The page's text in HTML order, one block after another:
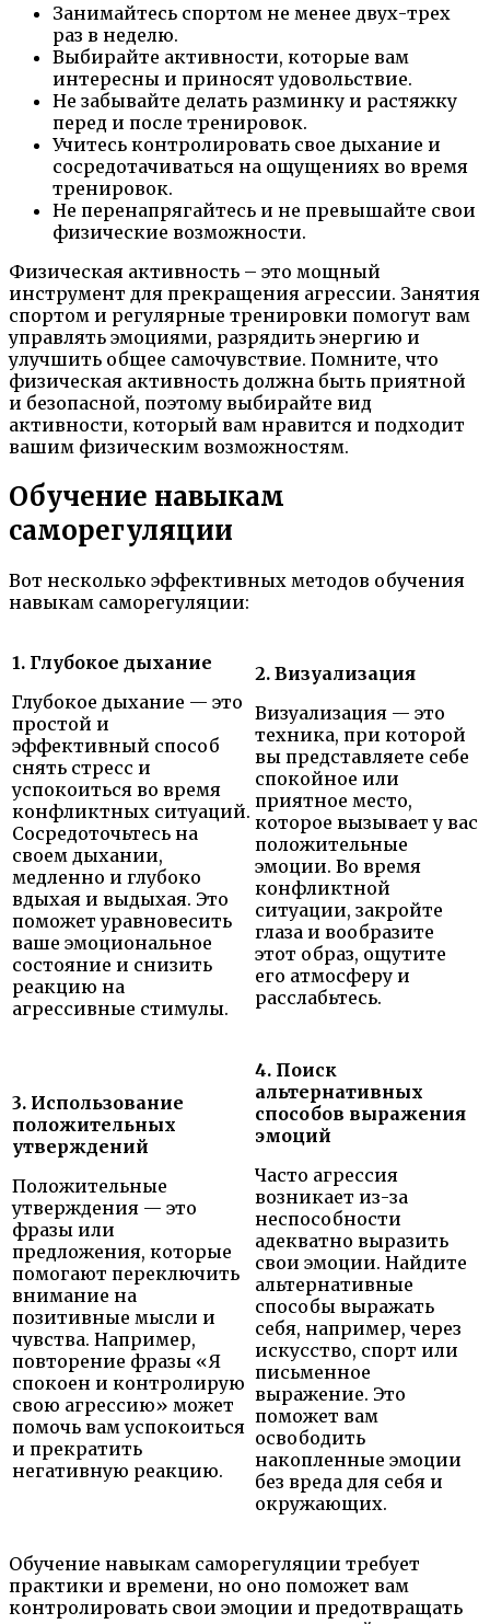
Занимайтесь спортом не менее двух-трех
раз в неделю.
Выбирайте активности, которые вам
интересны и приносят удовольствие.
Не забывайте делать разминку и растяжку
перед и после тренировок.
Учитесь контролировать свое дыхание и
сосредотачиваться на ощущениях во время
тренировок.
Не перенапрягайтесь и не превышайте свои
физические возможности.
Физическая активность – это мощный
инструмент для прекращения агрессии. Занятия
спортом и регулярные тренировки помогут вам
управлять эмоциями, разрядить энергию и
улучшить общее самочувствие. Помните, что
физическая активность должна быть приятной
и безопасной, поэтому выбирайте вид
активности, который вам нравится и подходит
вашим физическим возможностям.
Обучение навыкам
саморегуляции
Вот несколько эффективных методов обучения
навыкам саморегуляции:
1. Глубокое дыхание
Глубокое дыхание — это
простой и
эффективный способ
снять стресс и
успокоиться во время
конфликтных ситуаций.
Сосредоточьтесь на
своем дыхании,
медленно и глубоко
вдыхая и выдыхая. Это
поможет уравновесить
ваше эмоциональное
состояние и снизить
реакцию на
агрессивные стимулы.
2. Визуализация
Визуализация — это
техника, при которой
вы представляете себе
спокойное или
приятное место,
которое вызывает у вас
положительные
эмоции. Во время
конфликтной
ситуации, закройте
глаза и вообразите
этот образ, ощутите
его атмосферу и
расслабьтесь.
3. Использование
положительных
утверждений
Положительные
утверждения — это
фразы или
предложения, которые
помогают переключить
внимание на
позитивные мысли и
чувства. Например,
повторение фразы «Я
спокоен и контролирую
свою агрессию» может
помочь вам успокоиться
и прекратить
негативную реакцию.
4. Поиск
альтернативных
способов выражения
эмоций
Часто агрессия
возникает из-за
неспособности
адекватно выразить
свои эмоции. Найдите
альтернативные
способы выражать
себя, например, через
искусство, спорт или
письменное
выражение. Это
поможет вам
освободить
накопленные эмоции
без вреда для себя и
окружающих.
Обучение навыкам саморегуляции требует
практики и времени, но оно поможет вам
контролировать свои эмоции и предотвращать